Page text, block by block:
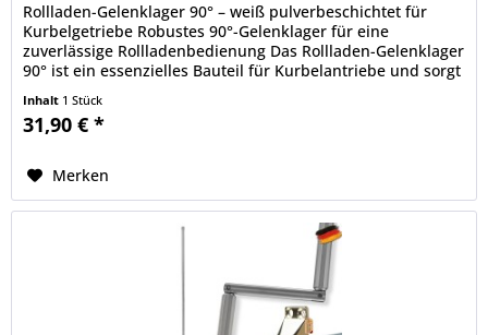
Rollladen-Gelenklager 90° – weiß pulverbeschichtet für
Kurbelgetriebe Robustes 90°-Gelenklager für eine
zuverlässige Rollladenbedienung Das Rollladen-Gelenklager
90° ist ein essenzielles Bauteil für Kurbelantriebe und sorgt
Inhalt 1 Stück
31,90 € *
Merken